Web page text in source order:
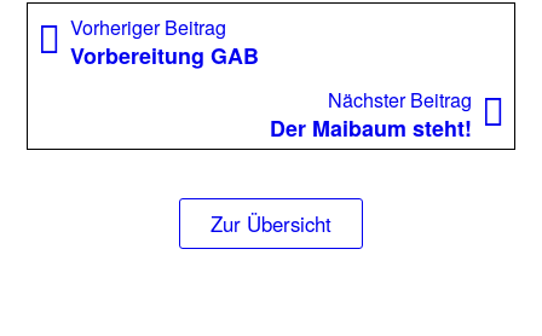
Beitragsnavigation
Vorheriger Beitrag
Beitrag:
Vorbereitung GAB
Nächster Beitrag
Der Maibaum steht!
Zur Übersicht